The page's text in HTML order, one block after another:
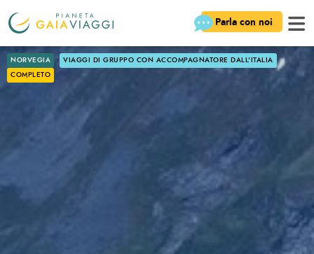
Parla con noi
NORVEGIA
VIAGGI DI GRUPPO CON ACCOMPAGNATORE DALL'ITALIA
COMPLETO